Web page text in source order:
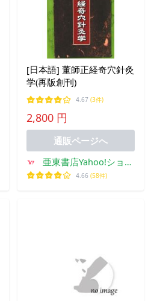
[日本語] 董師正経奇穴針灸
学(再版創刊)
4.67 (3件)
2,800 円
通販ページへ
亜東書店Yahoo!ショッ
プ
4.66 (58件)